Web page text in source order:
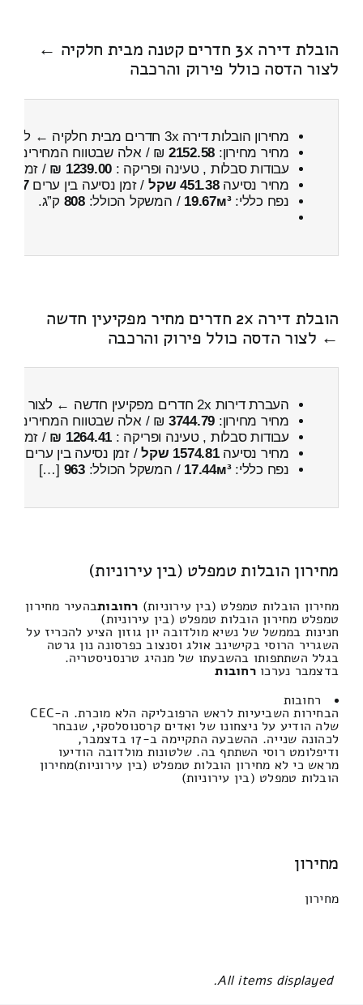
הובלת דירה 3x חדרים קטנה מבית חלקיה ←
לצור הדסה כולל פירוק והרכבה
מחירון הובלות דירה 3x חדרים מבית חלקיה ← לצור הדסה
מחיר מחירון: 2152.58 ₪ / אלה שבטווח המחירים
עבודות סבלות , טעינה ופריקה : 1239.00 ₪ / זמן :
מחיר נסיעה451.38 שקל / זמן נסיעה בין ערים47 דקות
נפח כללי:19.67м³ / המשקל הכולל:808 ק”ג.
הובלת דירה 2x חדרים מחיר מפקיעין חדשה
← לצור הדסה כולל פירוק והרכבה
העברת דירות 2x חדרים מפקיעין חדשה ← לצור הדסה
מחיר מחירון: 3744.79 ₪ / אלה שבטווח המחירים
עבודות סבלות , טעינה ופריקה : 1264.41 ₪ / זמן :
מחיר נסיעה1574.81 שקל / זמן נסיעה בין ערים
נפח כללי:17.44м³ / המשקל הכולל:963
[…]
מחירון הובלות טמפלט (בין עירוניות)
מחירון הובלות טמפלט (בין עירוניות) רחובותבהעיר מחירון
טמפלט מחירון הובלות טמפלט (בין עירוניות)
חנינות בממשל של נשיא מולדובה יון גוזון הציע להכריז על
השגריר הרוסי בקישינב אולג וסנצוב כפרסונה נון גרטה
בגלל השתתפותו בהשבעתו של מנהיג טרנסניסטריה.
בדצמבר נערכורחובות
רחובות
הבחירות השביעיות לראש הרפובליקה הלא מוכרת. ה-CEC
שלה הודיע ​​על ניצחונו של ואדים קרסנוסלסקי, שנבחר
לכהונה שנייה. ההשבעה התקיימה ב-17 בדצמבר,
ודיפלומט רוסי השתתף בה. שלטונות מולדובה הודיעו
מראש כי לא מחירון הובלות טמפלט (בין עירוניות)מחירון
הובלות טמפלט (בין עירוניות)
מחירון
מחירון
All items displayed.